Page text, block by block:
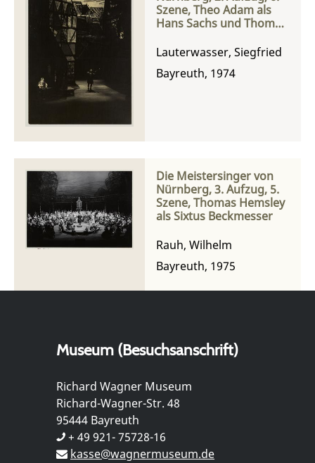
Szene, Theo Adam als
Hans Sachs und Thomas
Beckmesser
Lauterwasser, Siegfried
Bayreuth, 1974
Die Meistersinger von
Nürnberg, 3. Aufzug, 5.
Szene, Thomas Hemsley
als Sixtus Beckmesser
Rauh, Wilhelm
Bayreuth, 1975
Museum (Besuchsanschrift)
Richard Wagner Museum
Richard-Wagner-Str. 48
95444 Bayreuth
+ 49 921- 75728-16
kasse@wagnermuseum.de